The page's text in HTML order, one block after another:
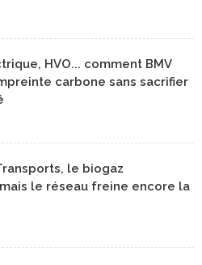
HVO... comment BMV
carbone sans sacrifier
le biogaz
le réseau freine encore la